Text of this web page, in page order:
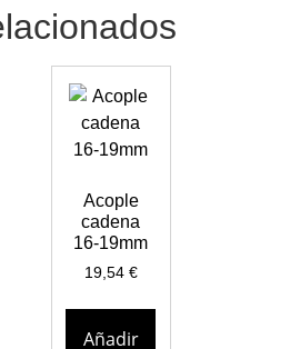
Acople
cadena
16-19mm
19,54 €
Añadir